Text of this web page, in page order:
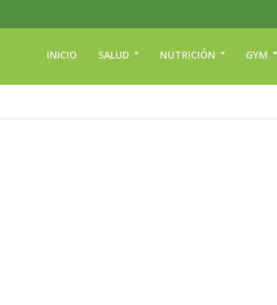
INICIO SALUD NUTRICIÓN GYM